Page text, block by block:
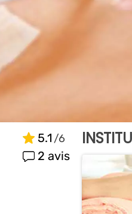
5.1
2 avis